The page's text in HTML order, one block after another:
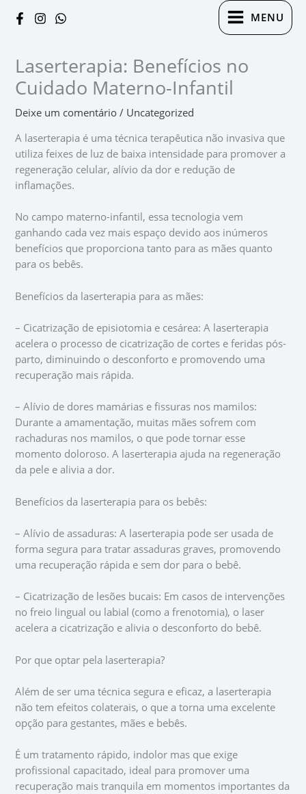
para
MENU
Laserterapia: Benefícios no
Cuidado Materno-Infantil
Deixe um comentário / Uncategorized
A laserterapia é uma técnica terapêutica não invasiva que
utiliza feixes de luz de baixa intensidade para promover a
regeneração celular, alívio da dor e redução de
inflamações.
No campo materno-infantil, essa tecnologia vem
ganhando cada vez mais espaço devido aos inúmeros
benefícios que proporciona tanto para as mães quanto
para os bebês.
Benefícios da laserterapia para as mães:
– Cicatrização de episiotomia e cesárea: A laserterapia
acelera o processo de cicatrização de cortes e feridas pós-
parto, diminuindo o desconforto e promovendo uma
recuperação mais rápida.
– Alívio de dores mamárias e fissuras nos mamilos:
Durante a amamentação, muitas mães sofrem com
rachaduras nos mamilos, o que pode tornar esse
momento doloroso. A laserterapia ajuda na regeneração
da pele e alivia a dor.
Benefícios da laserterapia para os bebês:
– Alívio de assaduras: A laserterapia pode ser usada de
forma segura para tratar assaduras graves, promovendo
uma recuperação rápida e sem dor para o bebê.
– Cicatrização de lesões bucais: Em casos de intervenções
no freio lingual ou labial (como a frenotomia), o laser
acelera a cicatrização e alivia o desconforto do bebê.
Por que optar pela laserterapia?
Além de ser uma técnica segura e eficaz, a laserterapia
não tem efeitos colaterais, o que a torna uma excelente
opção para gestantes, mães e bebês.
É um tratamento rápido, indolor mas que exige
profissional capacitado, ideal para promover uma
recuperação mais tranquila em momentos importantes da
aqui...